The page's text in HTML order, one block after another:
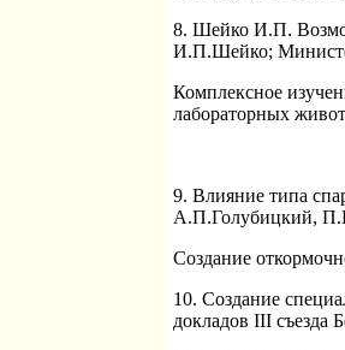
8. Шейко И.П.
И.П.Шейко;
Комплексное
лабораторных
9. Влияние типа
А.П.Голубицкий,
Создание
10. Создание
докладов III съезда